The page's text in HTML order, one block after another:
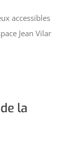
accessibles
Jean Vilar
la